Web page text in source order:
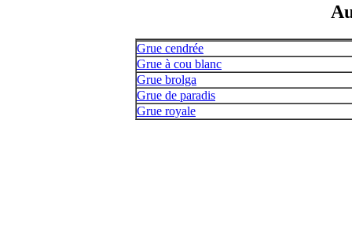
Grue cendrée
Grue à cou blanc
Grue brolga
Grue de paradis
Grue royale